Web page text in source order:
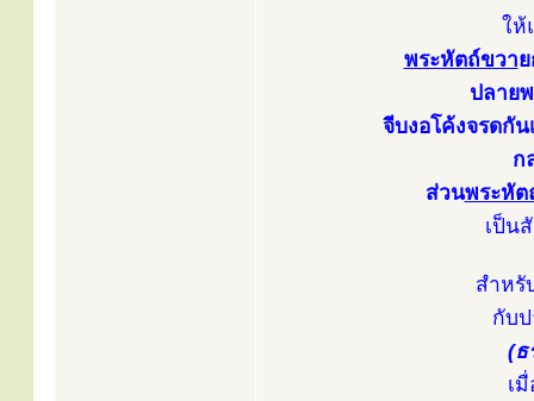
ให้
พระหัตถ์ขวา
ปลาย
จีบงอโค้งจรดกั
ก
ส่วนพระหัต
เป็น
สำหรั
กับ
(ธ
เ